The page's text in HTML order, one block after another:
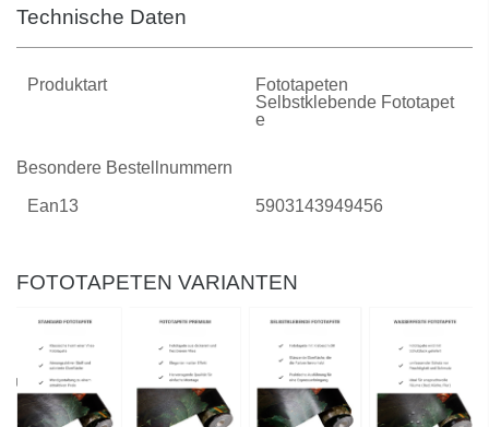
Technische Daten
Produktart
Fototapeten
Selbstklebende Fototapet
E
Besondere Bestellnummern
Ean13 5903143949456
FOTOTAPETEN VARIANTEN